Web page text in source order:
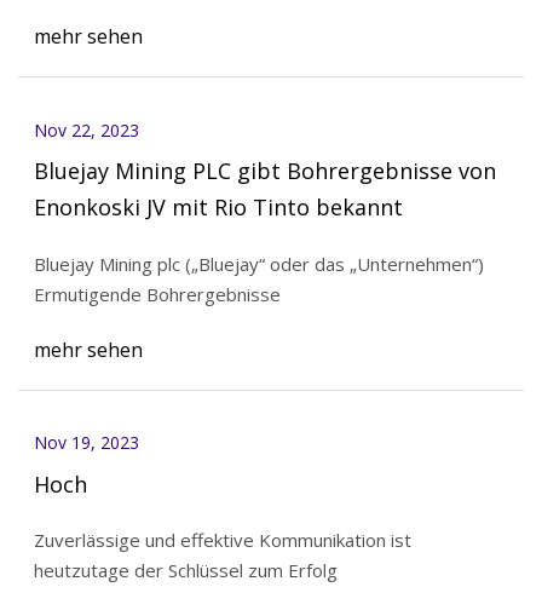
mehr sehen
Nov 22, 2023
Bluejay Mining PLC gibt Bohrergebnisse von
Enonkoski JV mit Rio Tinto bekannt
Bluejay Mining plc („Bluejay“ oder das „Unternehmen“)
Ermutigende Bohrergebnisse
mehr sehen
Nov 19, 2023
Hoch
Zuverlässige und effektive Kommunikation ist
heutzutage der Schlüssel zum Erfolg